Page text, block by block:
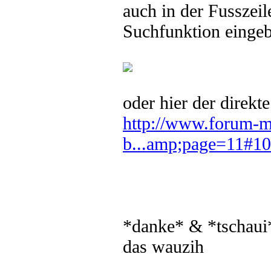
auch in der
Suchfunktion
oder hier der
http://www.forum-
*danke* &
das wauzih